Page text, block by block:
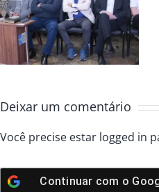
Convenção Global
2025 colheita e
avivamento
Deixar um comentário
Você precise estar logged in
Continuar com o